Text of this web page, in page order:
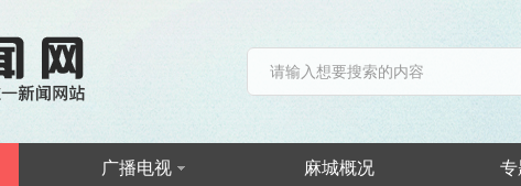
广播电视 麻城概况 专